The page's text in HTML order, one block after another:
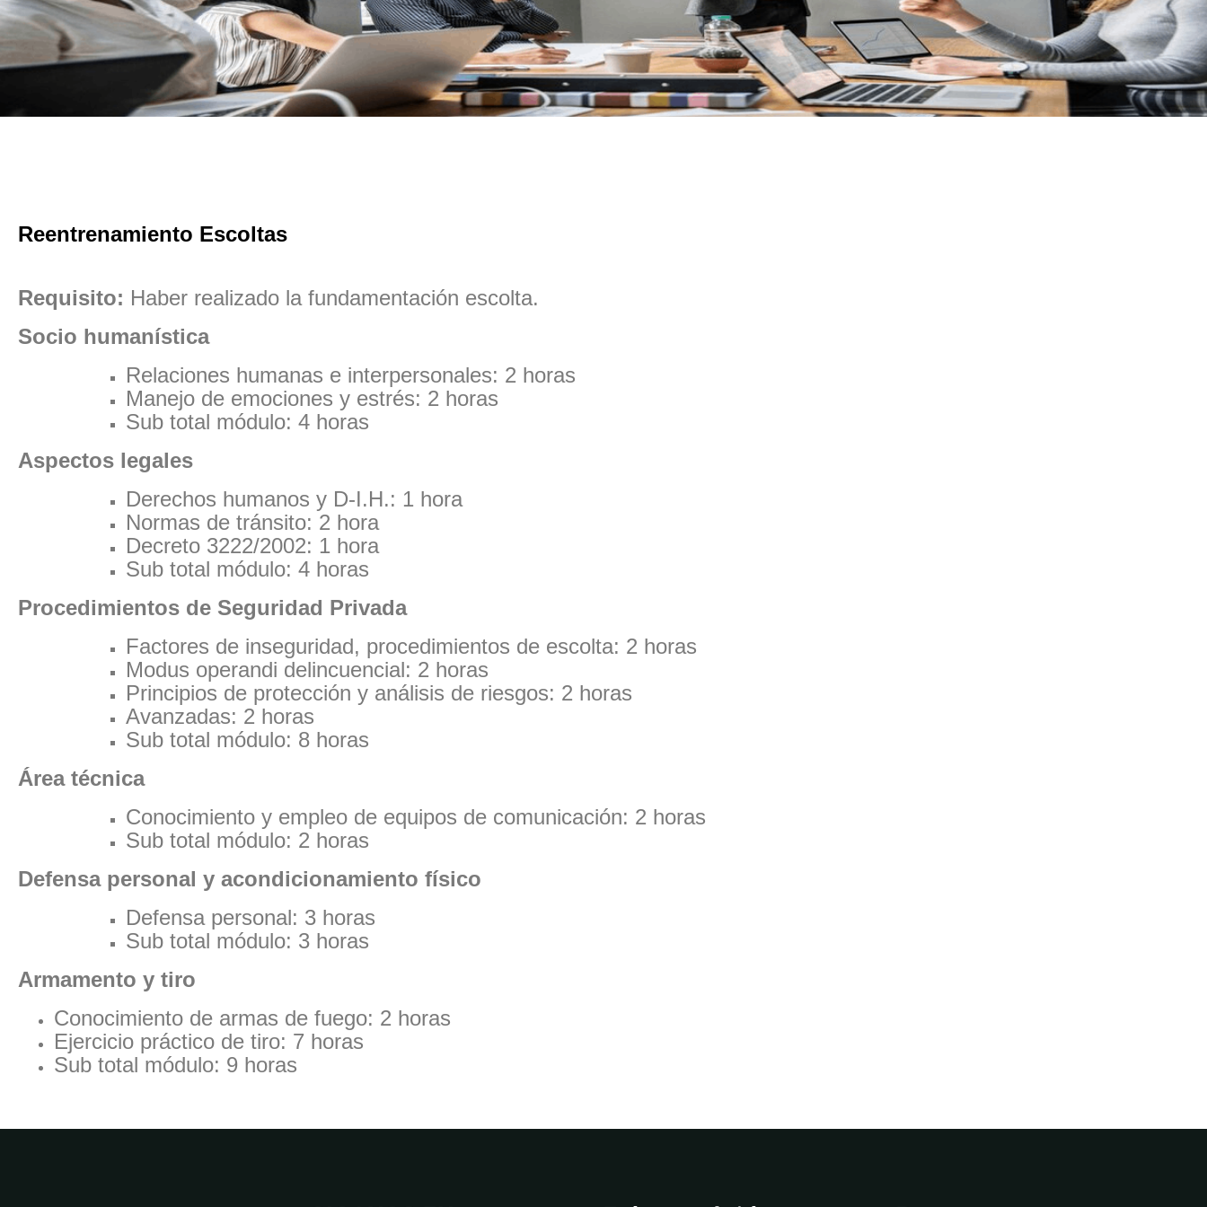
Reentrenamiento Escoltas
Requisito: Haber realizado la fundamentación escolta.
Socio humanística
Relaciones humanas e interpersonales: 2 horas
Manejo de emociones y estrés: 2 horas
Sub total módulo: 4 horas
Aspectos legales
Derechos humanos y D-I.H.: 1 hora
Normas de tránsito: 2 hora
Decreto 3222/2002: 1 hora
Sub total módulo: 4 horas
Procedimientos de Seguridad Privada
Factores de inseguridad, procedimientos de escolta: 2 horas
Modus operandi delincuencial: 2 horas
Principios de protección y análisis de riesgos: 2 horas
Avanzadas: 2 horas
Sub total módulo: 8 horas
Área técnica
Conocimiento y empleo de equipos de comunicación: 2 horas
Sub total módulo: 2 horas
Defensa personal y acondicionamiento físico
Defensa personal: 3 horas
Sub total módulo: 3 horas
Armamento y tiro
Conocimiento de armas de fuego: 2 horas
Ejercicio práctico de tiro: 7 horas
Sub total módulo: 9 horas